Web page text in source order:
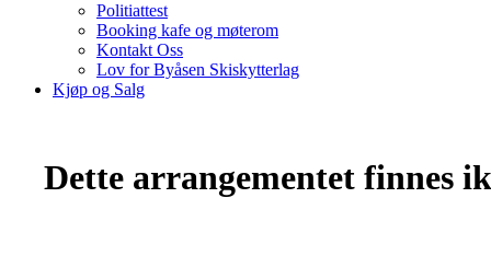
Politiattest
Booking kafe og møterom
Kontakt Oss
Lov for Byåsen Skiskytterlag
Kjøp og Salg
Dette arrangementet finnes